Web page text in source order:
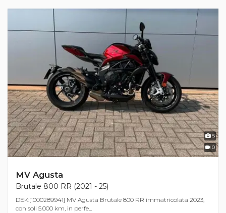
5
0
MV Agusta
Brutale 800 RR (2021 - 25)
DEK:[1000289941] MV Agusta Brutale 800 RR immatricolata 2023,
con soli 5.000 km, in perfe...